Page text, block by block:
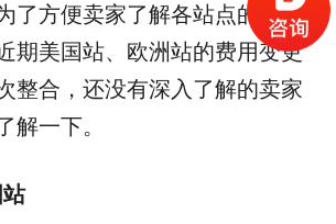
了方便卖家了解各站点的具体
期美国站、欧洲站的费用变更
整合，还没有深入了解的卖家
解一下。